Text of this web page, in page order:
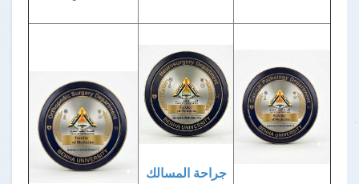
جراحة المسالك